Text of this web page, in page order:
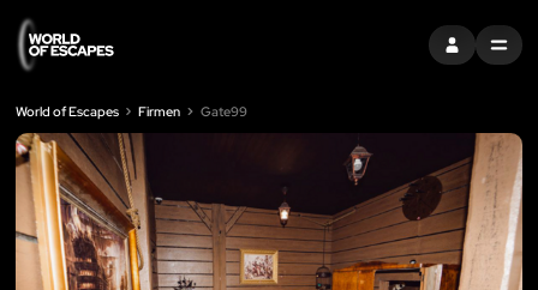
EINTRAGEN
MENU
World of Escapes Firmen Gate99